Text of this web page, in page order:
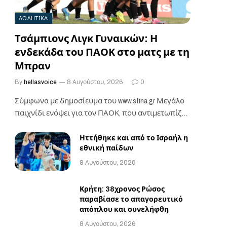
ΑΘΛΗΤΙΚΑ
Τσάμπιονς Λιγκ Γυναικών: Η
ενδεκάδα του ΠΑΟΚ στο ματς με τη
Μπραν
By hellasvoice 8 Αυγούστου, 2026 0
Σύμφωνα με δημοσίευμα του www.sfina.gr Μεγάλο
παιχνίδι ενόψει για τον ΠΑΟΚ, που αντιμετωπίζει
Ηττήθηκε και από το Ισραήλ η
εθνική παίδων
8 Αυγούστου, 2026
Κρήτη: 38χρονος Ρώσος
παραβίασε το απαγορευτικό
απόπλου και συνελήφθη
8 Αυγούστου, 2026